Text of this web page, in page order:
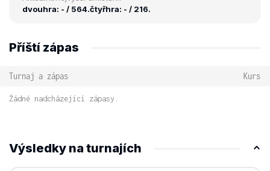
dvouhra: - / 564.čtyřhra: - / 216.
Příští zápas
Turnaj a zápas Kurs
Žádné nadcházející zápasy.
Výsledky na turnajích